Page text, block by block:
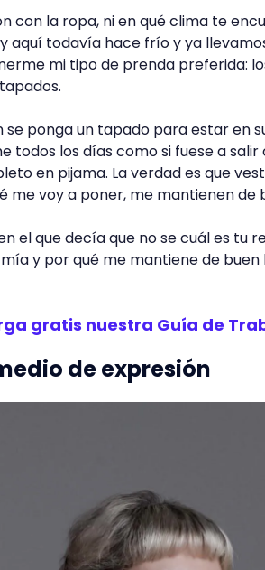
con la ropa, ni en qué clima te
aquí todavía hace frío y ya
mi tipo de prenda preferida:
se ponga un tapado para estar en
todos los días como si fuese a
en pijama. La verdad es que
me voy a poner, me mantienen de
el que decía que no se cuál es tu
y por qué me mantiene de
gratis nuestra Guía de
de expresión